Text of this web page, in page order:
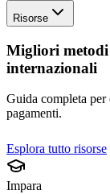
Risorse
Migliori metodi
internazionali
Guida completa
pagamenti.
Esplora tutto risorse
Impara